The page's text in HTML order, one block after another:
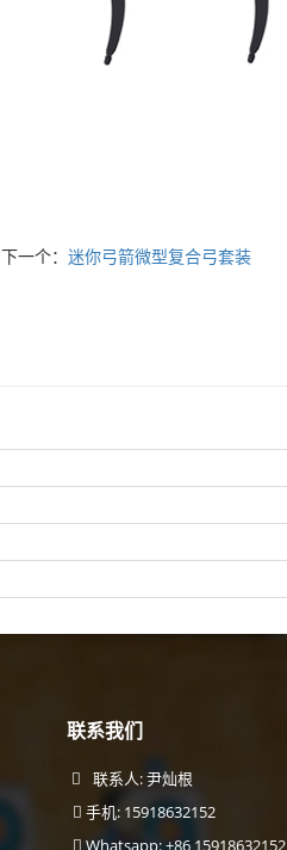
下一个：迷你弓箭微型复合弓套装
联系我们
联系人: 尹灿根
手机: 15918632152
Whatsapp: +86 15918632152